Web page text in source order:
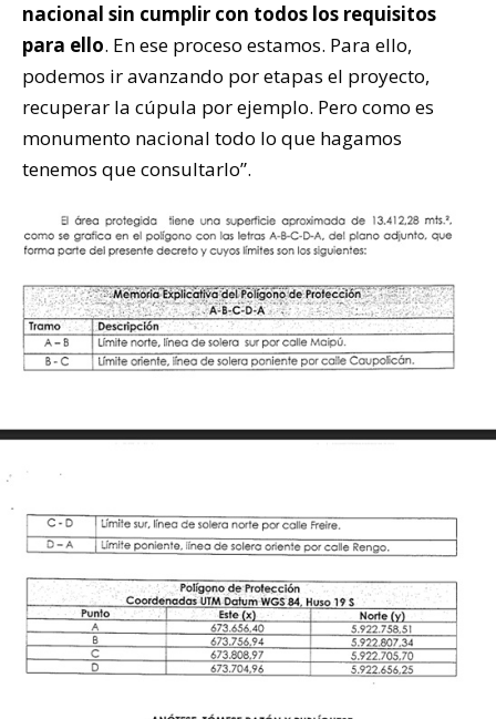
nacional sin cumplir con todos los requisitos
para ello. En ese proceso estamos. Para ello,
podemos ir avanzando por etapas el proyecto,
recuperar la cúpula por ejemplo. Pero como es
monumento nacional todo lo que hagamos
tenemos que consultarlo”.